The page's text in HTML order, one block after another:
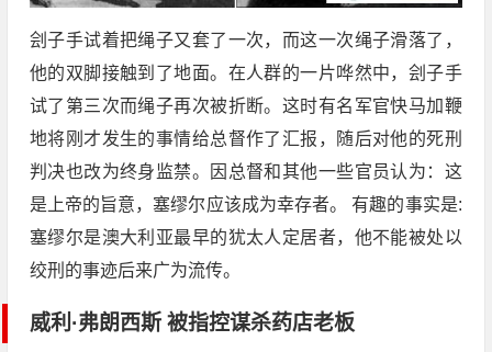
刽子手试着把绳子又套了一次，而这一次绳子滑落了，
他的双脚接触到了地面。在人群的一片哗然中，刽子手
试了第三次而绳子再次被折断。这时有名军官快马加鞭
地将刚才发生的事情给总督作了汇报，随后对他的死刑
判决也改为终身监禁。因总督和其他一些官员认为：这
是上帝的旨意，塞缪尔应该成为幸存者。 有趣的事实是:
塞缪尔是澳大利亚最早的犹太人定居者，他不能被处以
绞刑的事迹后来广为流传。
威利·弗朗西斯 被指控谋杀药店老板